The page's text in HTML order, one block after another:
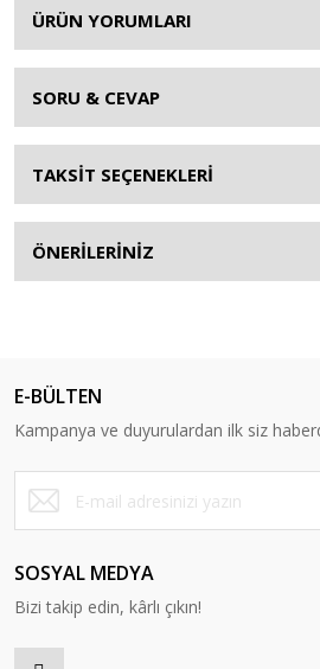
ÜRÜN YORUMLARI
SORU & CEVAP
TAKSİT SEÇENEKLERİ
ÖNERİLERİNİZ
E-BÜLTEN
Kampanya ve duyurulardan ilk siz
SOSYAL MEDYA
Bizi takip edin, kârlı çıkın!